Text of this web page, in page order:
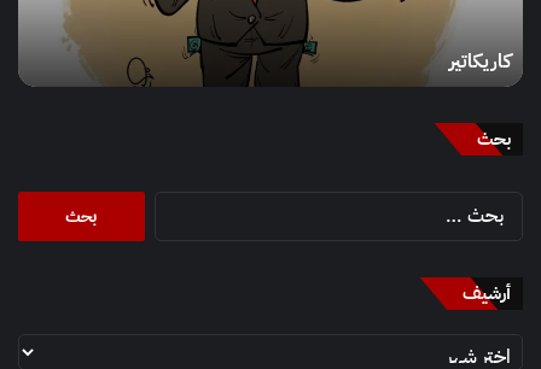
كاريكاتير
بحث
أرشيف أرشيف